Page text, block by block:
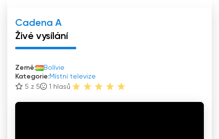
Cadena A
Živé vysílání
Země:
Bolívie
Kategorie:Místní televize
5 z 5
1 hlasů